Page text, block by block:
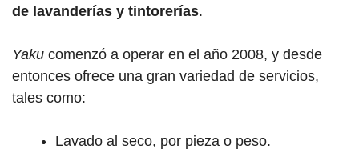
de lavanderías y tintorerías.
Yaku comenzó a operar en el año 2008, y desde
entonces ofrece una gran variedad de servicios,
tales como:
Lavado al seco, por pieza o peso.